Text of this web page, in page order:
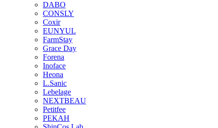
DABO
CONSLY
Coxir
EUNYUL
FarmStay
Grace Day
Forena
Inoface
Heona
L.Sanic
Lebelage
NEXTBEAU
Petitfee
PEKAH